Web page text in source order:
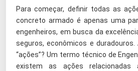
Para começar, definir todas as
concreto armado é apenas uma
engenheiros, em busca da
seguros, econômicos e duradouros.
“ações”? Um termo técnico de
existem as ações relacionadas